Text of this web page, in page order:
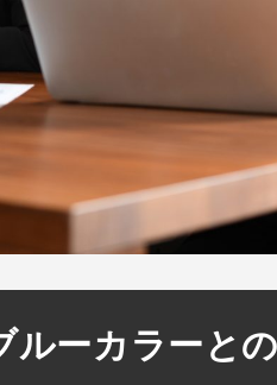
ーカラーと